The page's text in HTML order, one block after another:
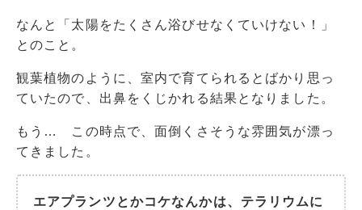
なんと「太陽をたくさん浴びせなくていけない！」
とのこと。
観葉植物のように、室内で育てられるとばかり思っ
ていたので、出鼻をくじかれる結果となりました。
もう… この時点で、面倒くさそうな雰囲気が漂っ
てきました。
エアプランツとかコケなんかは、テラリウムに